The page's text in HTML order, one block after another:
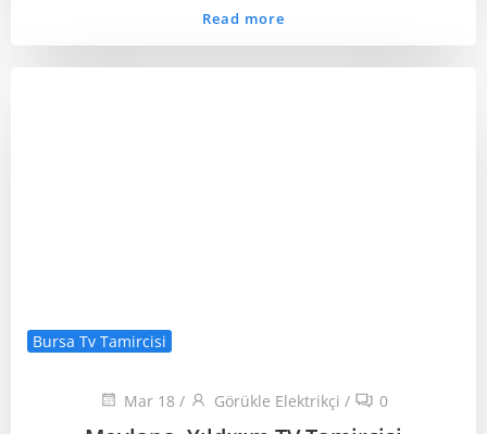
Read more
Bursa Tv Tamircisi
Mar 18 / Görükle Elektrikçi / 0